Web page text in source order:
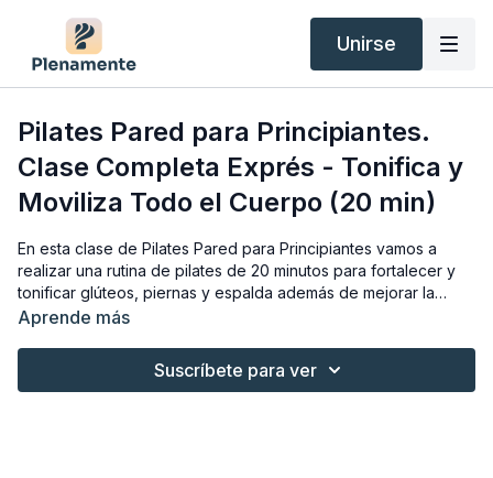
Unirse
Pilates Pared para Principiantes.
Clase Completa Exprés - Tonifica y
Moviliza Todo el Cuerpo (20 min)
En esta clase de Pilates Pared para Principiantes vamos a
realizar una rutina de pilates de 20 minutos para fortalecer y
tonificar glúteos, piernas y espalda además de mejorar la
movilidad articular de todo el cuerpo. Esta clase completa
fortalecer el suelo pélvico, ganar flexibilidad y mejorar
cualquier patología de columna como protrusiones o
Aprende más
Suscríbete para ver